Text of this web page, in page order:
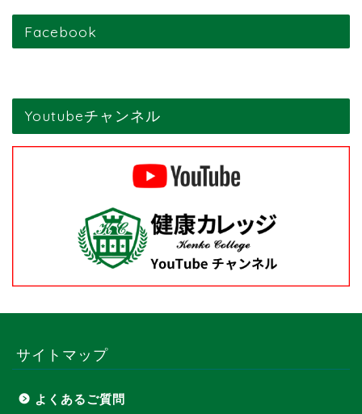
Facebook
Youtubeチャンネル
サイトマップ
よくあるご質問